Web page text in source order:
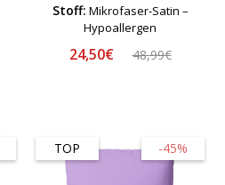
Stoff: Mikrofaser-Satin –
Hypoallergen
24,50€ 48,99€
-45%
TOP